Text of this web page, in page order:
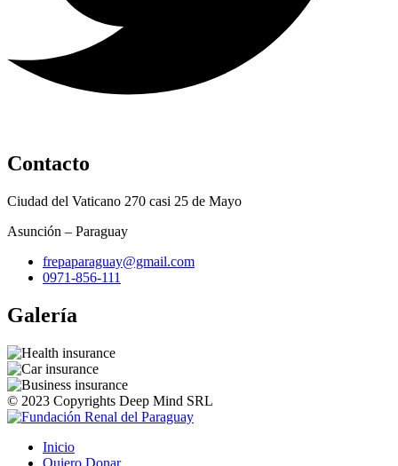
Contacto
Ciudad del Vaticano 270 casi 25 de Mayo
Asunción – Paraguay
frepaparaguay@gmail.com
0971-856-111
Galería
© 2023 Copyrights Deep Mind SRL
Inicio
Quiero Donar